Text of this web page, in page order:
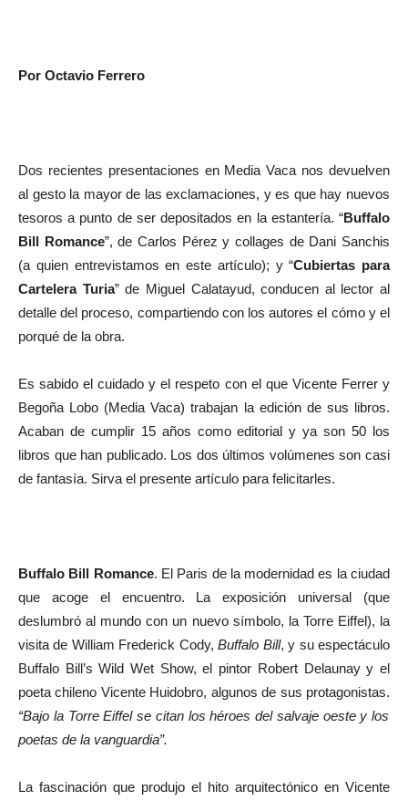
Por Octavio Ferrero
Dos recientes presentaciones en Media Vaca nos devuelven
al gesto la mayor de las exclamaciones, y es que hay nuevos
tesoros a punto de ser depositados en la estantería. “Buffalo
Bill Romance”, de Carlos Pérez y collages de Dani Sanchis
(a quien entrevistamos en este artículo); y “Cubiertas para
Cartelera Turia” de Miguel Calatayud, conducen al lector al
detalle del proceso, compartiendo con los autores el cómo y el
porqué de la obra.
Es sabido el cuidado y el respeto con el que Vicente Ferrer y
Begoña Lobo (Media Vaca) trabajan la edición de sus libros.
Acaban de cumplir 15 años como editorial y ya son 50 los
libros que han publicado. Los dos últimos volúmenes son casi
de fantasía. Sirva el presente artículo para felicitarles.
Buffalo Bill Romance. El Paris de la modernidad es la ciudad
que acoge el encuentro. La exposición universal (que
deslumbró al mundo con un nuevo símbolo, la Torre Eiffel), la
visita de William Frederick Cody,Buffalo Bill, y su espectáculo
Buffalo Bill’s Wild Wet Show, el pintor Robert Delaunay y el
poeta chileno Vicente Huidobro, algunos de sus protagonistas.
“Bajo la Torre Eiffel se citan los héroes del salvaje oeste y los
poetas de la vanguardia”.
La fascinación que produjo el hito arquitectónico en Vicente